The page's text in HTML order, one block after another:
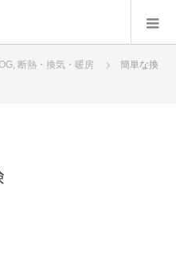
, 断熱・換気・暖房
簡単な換